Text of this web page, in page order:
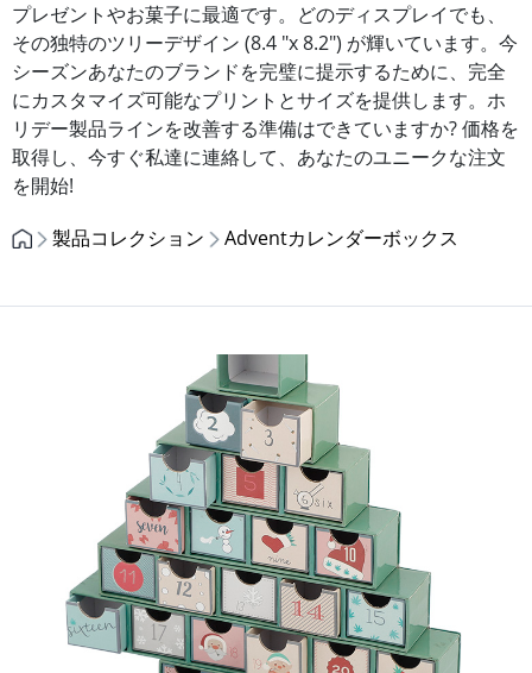
プレゼントやお菓子に最適です。どのディスプレイでも、
その独特のツリーデザイン (8.4 "x 8.2") が輝いています。今
シーズンあなたのブランドを完璧に提示するために、完全
にカスタマイズ可能なプリントとサイズを提供します。ホ
リデー製品ラインを改善する準備はできていますか? 価格を
取得し、今すぐ私達に連絡して、あなたのユニークな注文
を開始!
製品コレクション
Adventカレンダーボックス